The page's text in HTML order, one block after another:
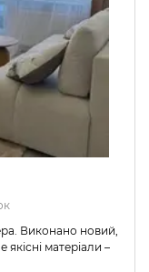
Виконано новий,
матеріали –